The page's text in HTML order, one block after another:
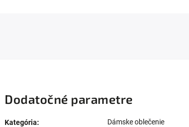
Dodatočné parametre
Kategória:
Dámske oblečenie